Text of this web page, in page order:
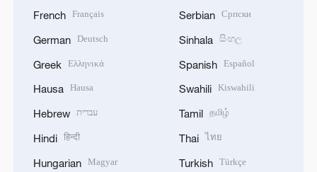
French Français
German Deutsch
Greek Ελληνικά
Hausa Hausa
Hebrew עברית
Hindi हिन्दी
Hungarian Magyar
Serbian Српски
Sinhala සිංහල
Spanish Español
Swahili Kiswahili
Tamil தமிழ்
Thai ไทย
Turkish Türkçe